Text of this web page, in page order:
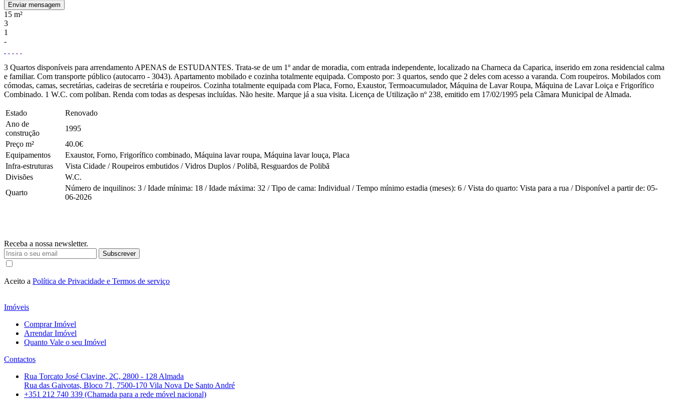
Enviar mensagem
15 m²
3
1
-
3 Quartos disponíveis para arrendamento APENAS de ESTUDANTES. Trata-se de um 1º andar de moradia, com entrada independente, localizado na Charneca da Caparica, inserido em zona residencial calma
e familiar. Com transporte público (autocarro - 3043). Apartamento mobilado e cozinha totalmente equipada. Composto por: 3 quartos, sendo que 2 deles com acesso a varanda. Com roupeiros. Mobilados com
cómodas, camas, secretárias, cadeiras de secretária e roupeiros. Cozinha totalmente equipada com Placa, Forno, Exaustor, Termoacumulador, Máquina de Lavar Roupa, Máquina de Lavar Loiça e Frigorífico
Combinado. 1 W.C. com poliban. Renda com todas as despesas incluídas. Não hesite. Marque já a sua visita. Licença de Utilização nº 238, emitido em 17/02/1995 pela Câmara Municipal de Almada.
Estado
Renovado
Ano de
construção
1995
Preço m²
40.0€
Equipamentos
Exaustor, Forno, Frigorífico combinado, Máquina lavar roupa, Máquina lavar louça, Placa
Infra-estruturas
Vista Cidade / Roupeiros embutidos / Vidros Duplos / Polibã, Resguardos de Polibã
Divisões
W.C.
Quarto
Número de inquilinos: 3 / Idade mínima: 18 / Idade máxima: 32 / Tipo de cama: Individual / Tempo mínimo estadia (meses): 6 / Vista do quarto: Vista para a rua / Disponível a partir de: 05-
06-2026
Receba a nossa newsletter.
Subscrever
Aceito a Política de Privacidade e Termos de serviço
Imóveis
Comprar Imóvel
Arrendar Imóvel
Quanto Vale o seu Imóvel
Contactos
Rua Torcato José Clavine, 2C, 2800 - 128 Almada
Rua das Gaivotas, Bloco 71, 7500-170 Vila Nova De Santo André
+351 212 740 339 (Chamada para a rede móvel nacional)